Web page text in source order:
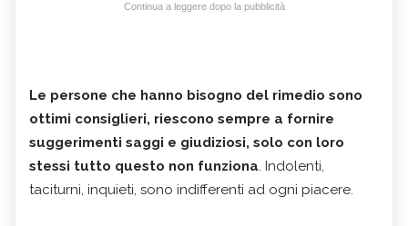
Continua a leggere dopo la pubblicità
Le persone che hanno bisogno del rimedio sono
ottimi consiglieri, riescono sempre a fornire
suggerimenti saggi e giudiziosi, solo con loro
stessi tutto questo non funziona. Indolenti,
taciturni, inquieti, sono indifferenti ad ogni piacere.